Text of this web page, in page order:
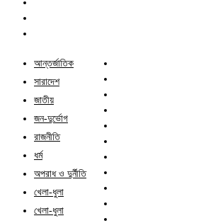
আন্তর্জাতিক
সারাদেশ
জাতীয়
জন-দুর্ভোগ
রাজনীতি
ধর্ম
অপরাধ ও দুর্নীতি
খেলা-ধুলা
খেলা-ধুলা